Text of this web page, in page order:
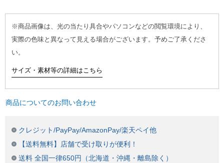
※商品画像は、光の当たり具合やパソコンなどの閲覧環境により、
実際の色味と異なって見える場合がございます。予めご了承くださ
い。
サイズ・素材等の詳細はこちら
商品についてのお問い合わせ
クレジット/PayPay/AmazonPay/楽天ペイ他
【送料無料】店舗で受け取りが便利！
送料 全国一律650円（北海道・沖縄・離島除く）